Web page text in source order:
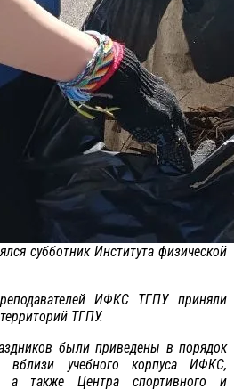
субботник Института физической
ИФКС ТГПУ приняли
ТГПУ.
были приведены в порядок
вблизи учебного корпуса ИФКС,
а также Центра спортивного и